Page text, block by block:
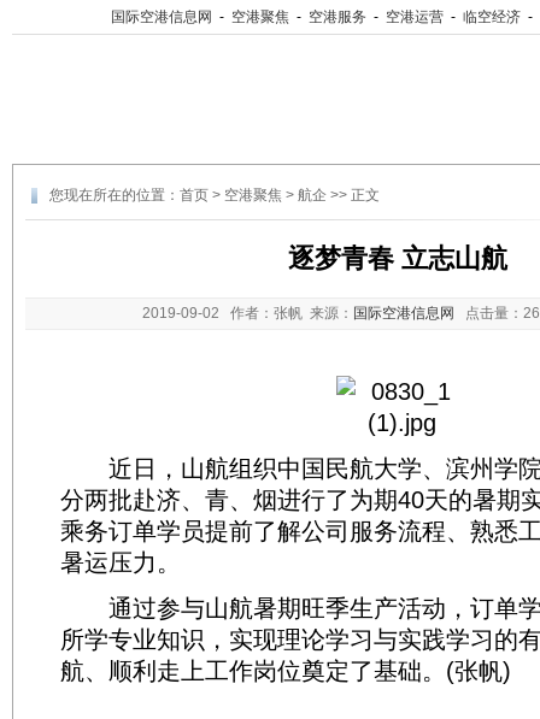
国际空港信息网 - 空港聚焦 - 空港服务 - 空港运营 - 临空经济 -
您现在所在的位置： 首页 > 空港聚焦 > 航企 >> 正文
逐梦青春 立志山航
2019-09-02 作者：张帆 来源： 国际空港信息网 点击量：
近日，山航组织中国民航大学、滨州学
分两批赴济、青、烟进行了为期40天的暑期
乘务订单学员提前了解公司服务流程、熟悉
暑运压力。
通过参与山航暑期旺季生产活动，订单
所学专业知识，实现理论学习与实践学习的
航、顺利走上工作岗位奠定了基础。(张帆)